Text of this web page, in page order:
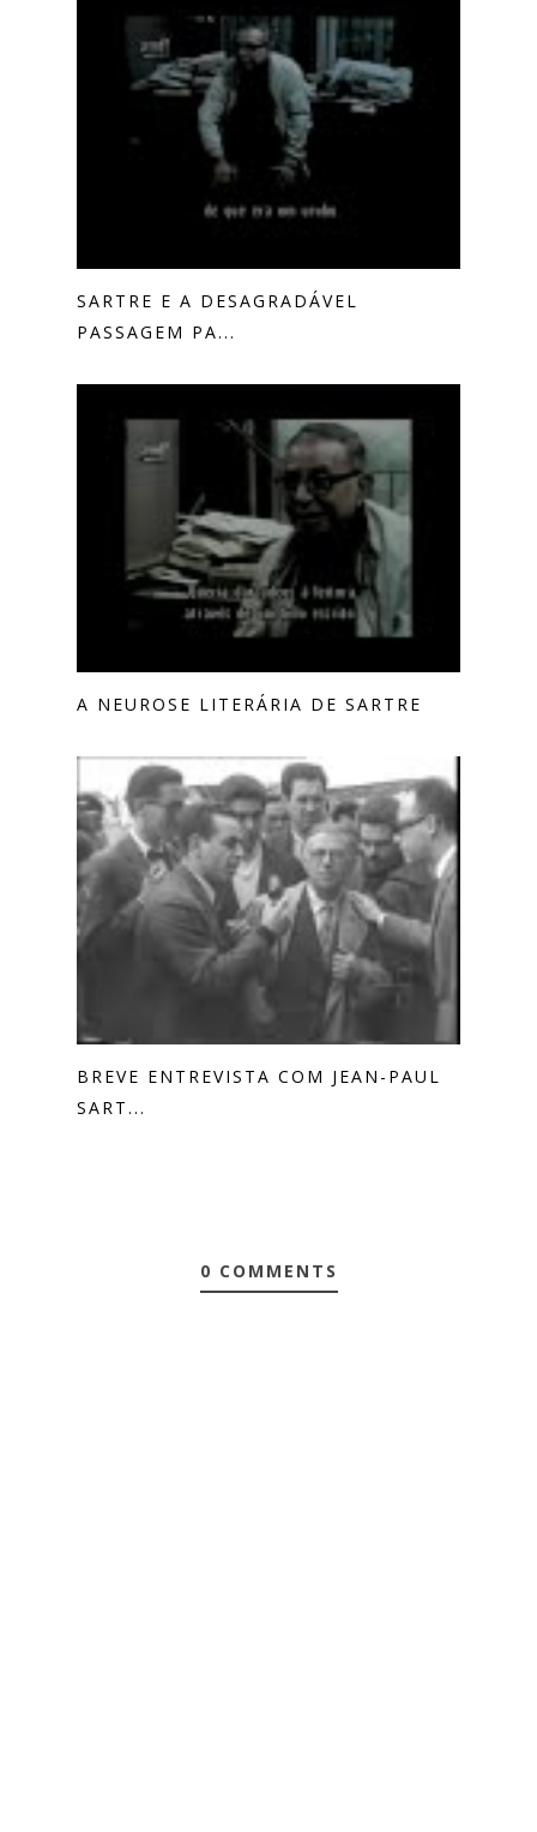
SARTRE E A DESAGRADÁVEL
PASSAGEM PA...
A NEUROSE LITERÁRIA DE SARTRE
BREVE ENTREVISTA COM JEAN-PAUL
SART...
0 COMMENTS